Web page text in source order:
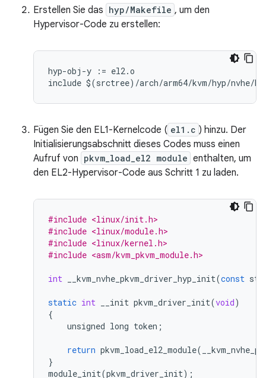
Erstellen Sie das hyp/Makefile , um den
Hypervisor-Code zu erstellen:
hyp-obj -y := el2.o
include $(srctree) /arch/arm64/kvm/hyp/nvhe/
Fügen Sie den EL1-Kernelcode ( el1.c ) hinzu. Der
Initialisierungsabschnitt dieses Codes muss einen
Aufruf von pkvm_load_el2 module enthalten, um
den EL2-Hypervisor-Code aus Schritt 1 zu laden.
#include <linux/init.h>
#include <linux/module.h>
#include <linux/kernel.h>
#include <asm/kvm_pkvm_module.h>
int __kvm_nvhe_pkvm_driver_hyp_init(const
static int __init pkvm_driver_init(void)
{
unsigned long token ;
return pkvm_load_el2_module(
}
module_init(pkvm_driver_init);